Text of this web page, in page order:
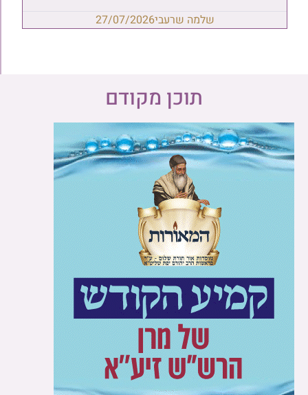
שלמה שרעבי27/07/2026
תוכן מקודם